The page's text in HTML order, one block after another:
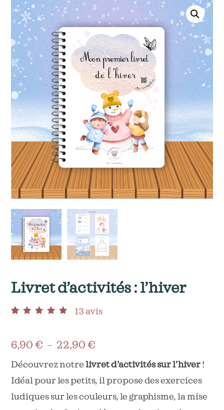
Livret d’activités : l’hiver
13 avis
6,90 € – 22,90 €
de
prix :
6,90 €
Découvrez notrelivret d’activités sur l’hiver!
Idéal pour les petits, il propose des exercices
ludiques sur les couleurs, le graphisme, la mise